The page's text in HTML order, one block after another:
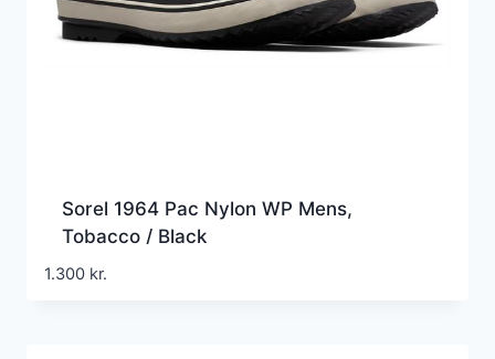
Sorel 1964 Pac Nylon WP Mens,
Tobacco / Black
1.300 kr.